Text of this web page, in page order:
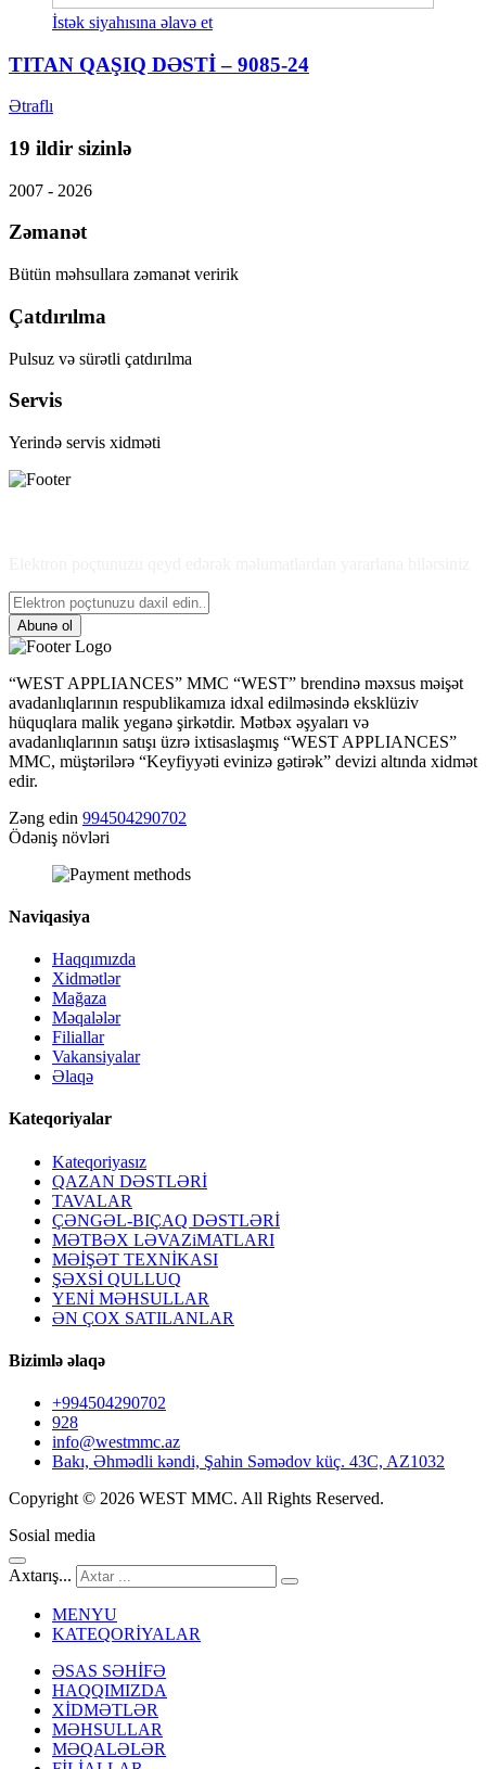
İstək siyahısına əlavə et
TITAN QAŞIQ DƏSTİ – 9085-24
Ətraflı
19 ildir sizinlə
2007 - 2026
Zəmanət
Bütün məhsullara zəmanət veririk
Çatdırılma
Pulsuz və sürətli çatdırılma
Servis
Yerində servis xidməti
Abunə ol
“WEST APPLIANCES” MMC “WEST” brendinə məxsus məişət
avadanlıqlarının respublikamıza idxal edilməsində eksklüziv
hüquqlara malik yeganə şirkətdir. Mətbəx əşyaları və
avadanlıqlarının satışı üzrə ixtisaslaşmış “WEST APPLIANCES”
MMC, müştərilərə “Keyfiyyəti evinizə gətirək” devizi altında xidmət
edir.
Zəng edin 994504290702
Ödəniş növləri
Naviqasiya
Haqqımızda
Xidmətlər
Mağaza
Məqalələr
Filiallar
Vakansiyalar
Əlaqə
Kateqoriyalar
Kateqoriyasız
QAZAN DƏSTLƏRİ
TAVALAR
ÇƏNGƏL-BIÇAQ DƏSTLƏRİ
MƏTBƏX LƏVAZiMATLARI
MƏİŞƏT TEXNİKASI
ŞƏXSİ QULLUQ
YENİ MƏHSULLAR
ƏN ÇOX SATILANLAR
Bizimlə əlaqə
+994504290702
928
info@westmmc.az
Bakı, Əhmədli kəndi, Şahin Səmədov küç. 43C, AZ1032
Copyright © 2026 WEST MMC. All Rights Reserved.
Sosial media
Axtarış...
MENYU
KATEQORİYALAR
ƏSAS SƏHİFƏ
HAQQIMIZDA
XİDMƏTLƏR
MƏHSULLAR
MƏQALƏLƏR